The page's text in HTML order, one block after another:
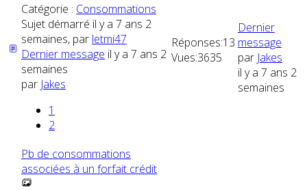
Catégorie : Consommations
Sujet démarré il y a 7 ans 2
semaines, par letmi47
Dernier message il y a 7 ans 2
semaines
par Jakes
1
2
Réponses:13
Vues:3635
Dernier
message
par Jakes
il y a 7 ans 2
semaines
Pb de consommations
associées à un forfait crédit